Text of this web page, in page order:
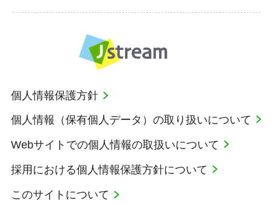
個人情報保護方針
個人情報（保有個人データ）の取り扱いについて
Webサイトでの個人情報の取扱いについて
採用における個人情報保護方針について
このサイトについて